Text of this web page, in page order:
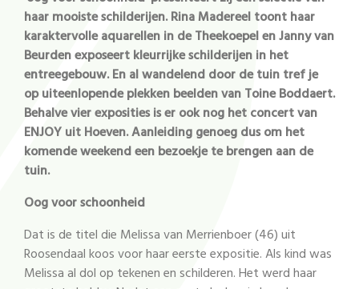
haar mooiste schilderijen. Rina Madereel toont haar
karaktervolle aquarellen in de Theekoepel en Janny van
Beurden exposeert kleurrijke schilderijen in het
entreegebouw. En al wandelend door de tuin tref je
op uiteenlopende plekken beelden van Toine Boddaert.
Behalve vier exposities is er ook nog het concert van
ENJOY uit Hoeven. Aanleiding genoeg dus om het
komende weekend een bezoekje te brengen aan de
tuin.
Oog voor schoonheid
Dat is de titel die Melissa van Merrienboer (46) uit
Roosendaal koos voor haar eerste expositie. Als kind was
Melissa al dol op tekenen en schilderen. Het werd haar